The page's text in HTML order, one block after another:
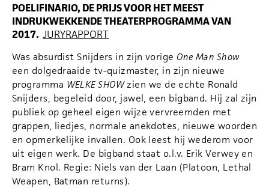
POELIFINARIO, DE PRIJS VOOR HET MEEST
INDRUKWEKKENDE THEATERPROGRAMMA VAN
2017. JURYRAPPORT
Was absurdist Snijders in zijn vorige One Man Show
een dolgedraaide tv-quizmaster, in zijn nieuwe
programma WELKE SHOWzien we de echte Ronald
Snijders, begeleid door, jawel, een bigband. Hij zal zijn
publiek op geheel eigen wijze vervreemden met
grappen, liedjes, normale anekdotes, nieuwe woorden
en opmerkelijke invallen. Ook leest hij wederom voor
uit eigen werk. De bigband staat o.l.v. Erik Verwey en
Bram Knol. Regie: Niels van der Laan (Platoon, Lethal
Weapen, Batman returns).